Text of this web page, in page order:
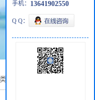
手机： 13641902550
Q Q：